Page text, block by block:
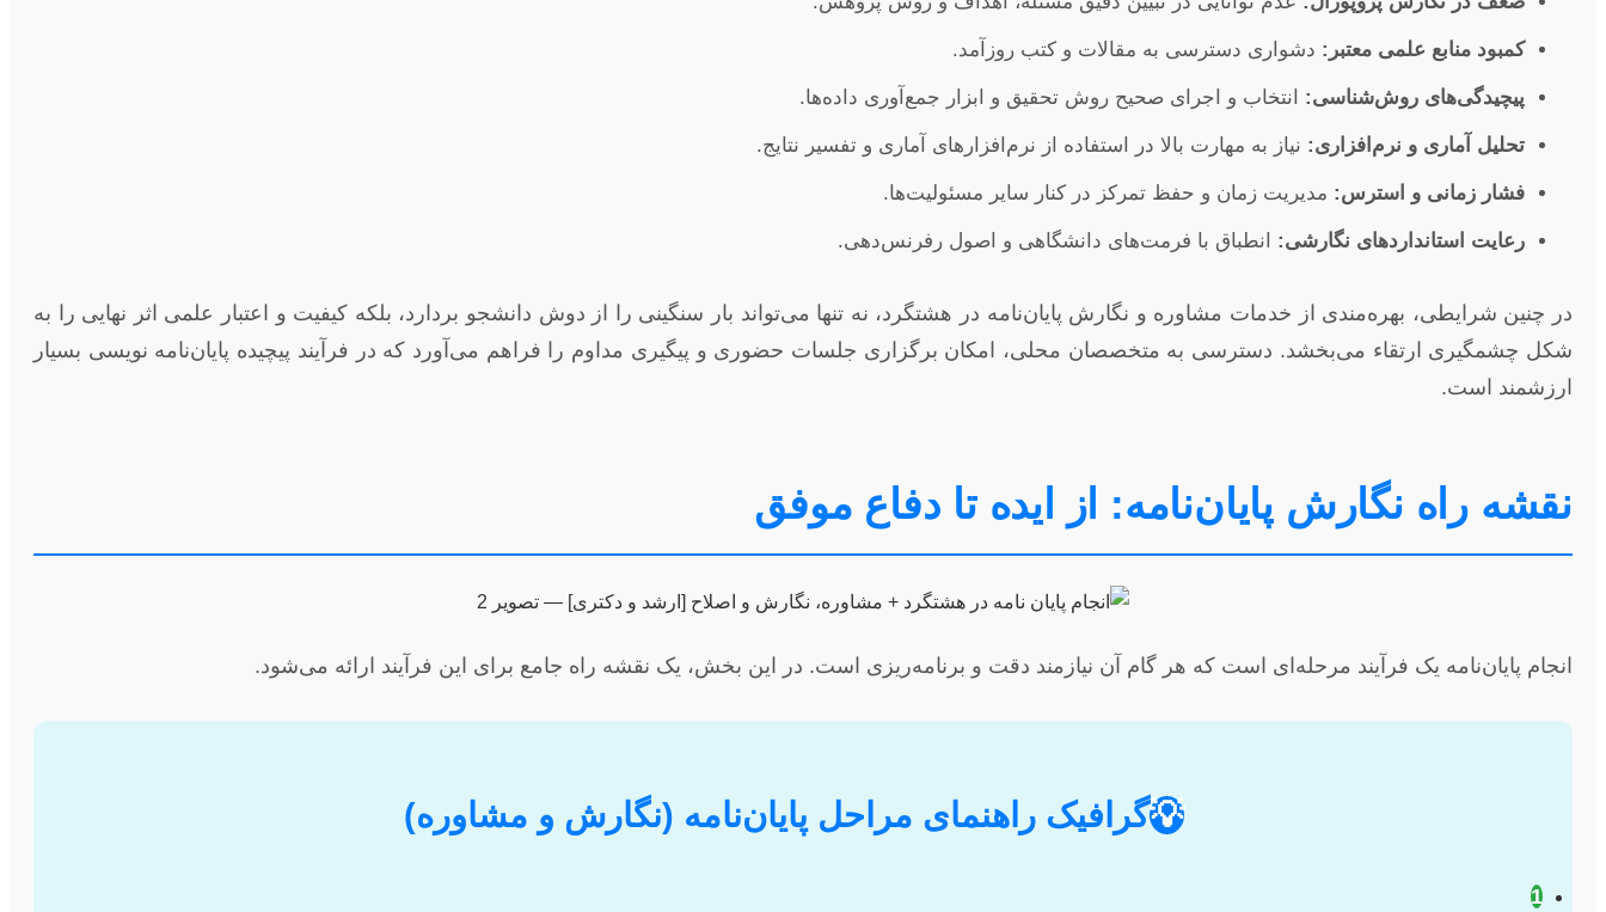
کمبود منابع علمی معتبر: دشواری دسترسی به مقالات و کتب روزآمد.
پیچیدگی‌های روش‌شناسی: انتخاب و اجرای صحیح روش تحقیق و ابزار جمع‌آوری داده‌ها.
تحلیل آماری و نرم‌افزاری: نیاز به مهارت بالا در استفاده از نرم‌افزارهای آماری و تفسیر نتایج.
فشار زمانی و استرس: مدیریت زمان و حفظ تمرکز در کنار سایر مسئولیت‌ها.
رعایت استانداردهای نگارشی: انطباق با فرمت‌های دانشگاهی و اصول رفرنس‌دهی.
در چنین شرایطی، بهره‌مندی از خدمات مشاوره و نگارش پایان‌نامه در هشتگرد، نه تنها می‌تواند بار سنگینی را از دوش دانشجو بردارد، بلکه کیفیت و اعتبار علمی اثر نهایی را به
شکل چشمگیری ارتقاء می‌بخشد. دسترسی به متخصصان محلی، امکان برگزاری جلسات حضوری و پیگیری مداوم را فراهم می‌آورد که در فرآیند پیچیده پایان‌نامه نویسی بسیار
ارزشمند است.
نقشه راه نگارش پایان‌نامه: از ایده تا دفاع موفق
انجام پایان‌نامه یک فرآیند مرحله‌ای است که هر گام آن نیازمند دقت و برنامه‌ریزی است. در این بخش، یک نقشه راه جامع برای این فرآیند ارائه می‌شود.
💡گرافیک راهنمای مراحل پایان‌نامه (نگارش و مشاوره)
1